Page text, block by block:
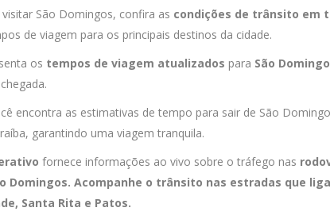
São Domingos, confira as condições de trânsito em
de viagem para os principais destinos da cidade.
os tempos de viagem atualizados para São
encontra as estimativas de tempo para sair de São
garantindo uma viagem tranquila.
fornece informações ao vivo sobre o tráfego nas
Domingos. Acompanhe o trânsito nas estradas que
, Santa Rita e Patos.